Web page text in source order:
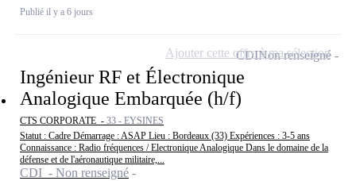
Publié il y a 6 jours
Ingénieur RF et Électronique
Analogique Embarquée (h/f)
CTS CORPORATE - 33 - EYSINES
Statut : Cadre Démarrage : ASAP Lieu : Bordeaux (33) Expériences : 3-5 ans
Connaissance : Radio fréquences / Electronique Analogique Dans le domaine de la
défense et de l'aéronautique militaire,...
CDI - Non renseigné
CDINon renseigné
Ajouter cette offre à ma sélection